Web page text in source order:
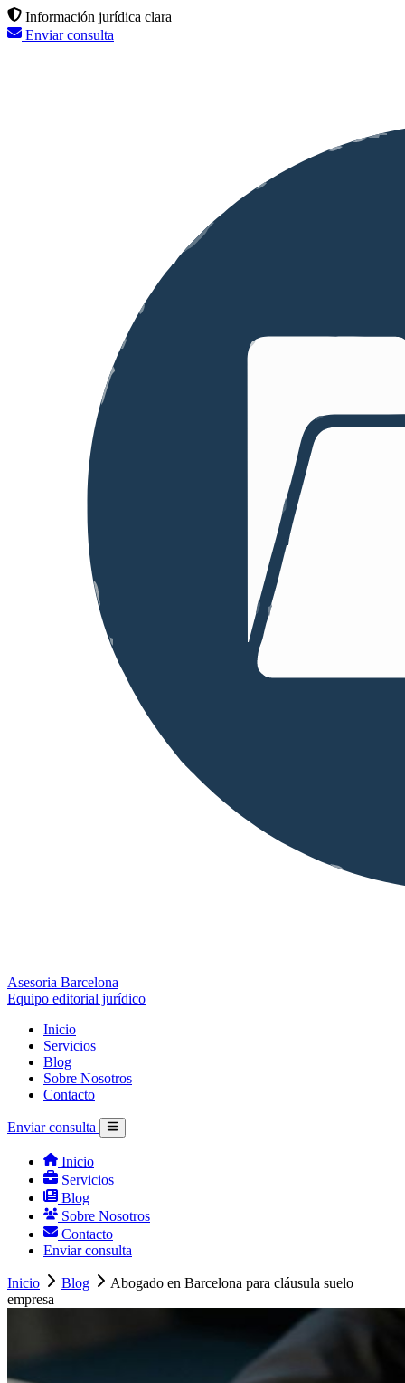
Información jurídica clara
Enviar consulta
Asesoria Barcelona
Equipo editorial jurídico
Inicio
Servicios
Blog
Sobre Nosotros
Contacto
Enviar consulta
Inicio
Servicios
Blog
Sobre Nosotros
Contacto
Enviar consulta
Inicio Blog
Abogado en Barcelona para cláusula suelo
empresa